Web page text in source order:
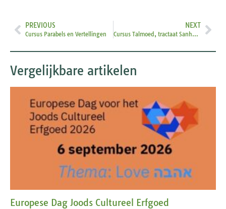
PREVIOUS
Cursus Parabels en Vertellingen
NEXT
Cursus Talmoed, tractaat Sanhedrin
Vergelijkbare artikelen
Europese Dag Joods Cultureel Erfgoed